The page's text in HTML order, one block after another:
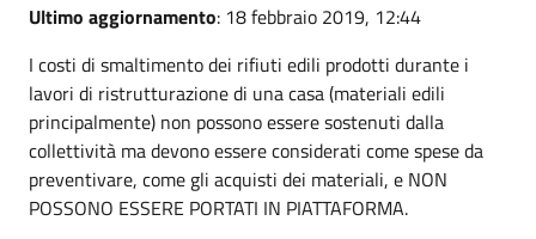
Ultimo aggiornamento: 18 febbraio 2019, 12:44
I costi di smaltimento dei rifiuti edili prodotti durante i
lavori di ristrutturazione di una casa (materiali edili
principalmente) non possono essere sostenuti dalla
collettività ma devono essere considerati come spese da
preventivare, come gli acquisti dei materiali, e NON
POSSONO ESSERE PORTATI IN PIATTAFORMA.